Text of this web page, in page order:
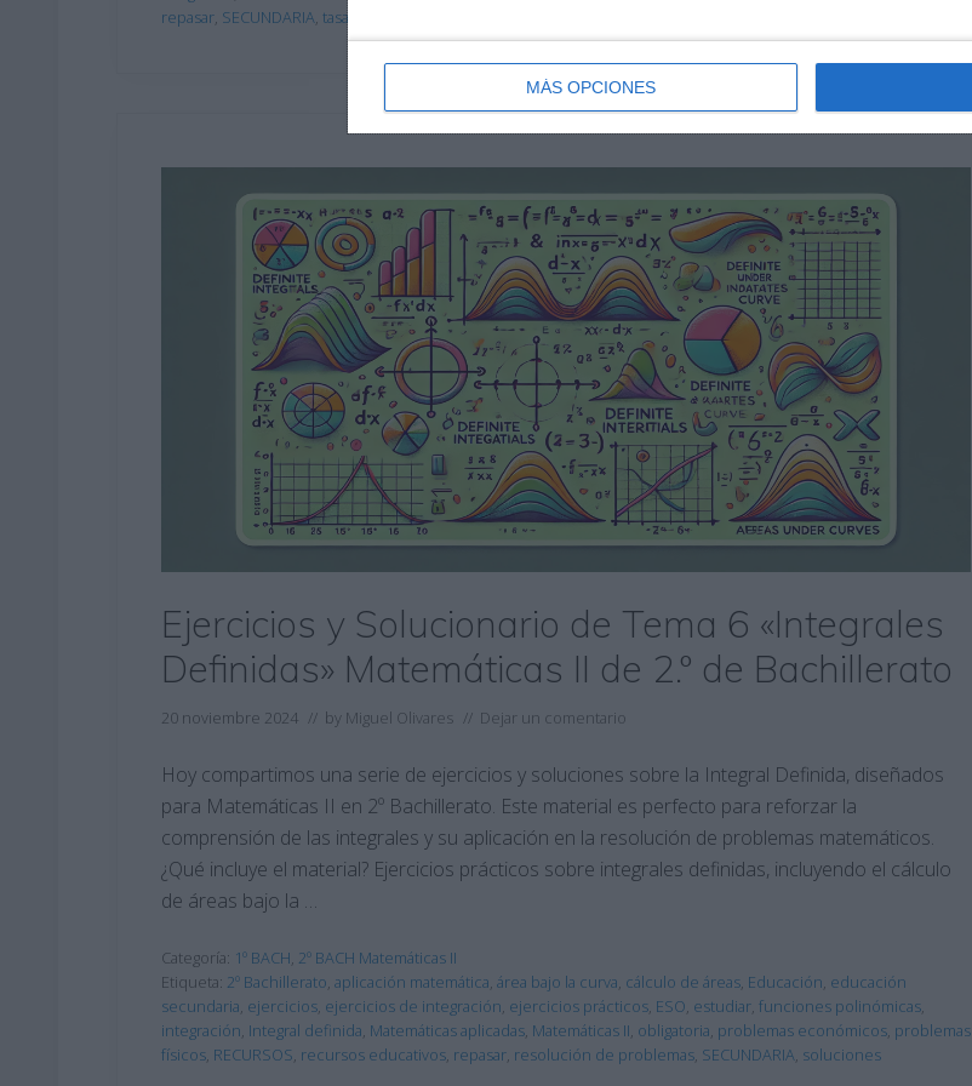
MÁS OPCIONES
repasar, SECUNDARIA, tasa de variación
Ejercicios y Solucionario de Tema 6 «Integrales
Definidas» Matemáticas II de 2.º de Bachillerato
20 noviembre 2024 // by Miguel Olivares // Dejar un comentario
Hoy compartimos una serie de ejercicios y soluciones sobre la Integral Definida, diseñados
para Matemáticas II en 2º Bachillerato. Este material es perfecto para reforzar la
comprensión de las integrales y su aplicación en la resolución de problemas matemáticos.
¿Qué incluye el material? Ejercicios prácticos sobre integrales definidas, incluyendo el cálculo
de áreas bajo la …
Categoría: 1º BACH, 2º BACH Matemáticas II
Etiqueta: 2º Bachillerato, aplicación matemática, área bajo la curva, cálculo de áreas, Educación, educación
secundaria, ejercicios, ejercicios de integración, ejercicios prácticos, ESO, estudiar, funciones polinómicas,
integración, Integral definida, Matemáticas aplicadas, Matemáticas II, obligatoria, problemas económicos, problemas
físicos, RECURSOS, recursos educativos, repasar, resolución de problemas, SECUNDARIA, soluciones